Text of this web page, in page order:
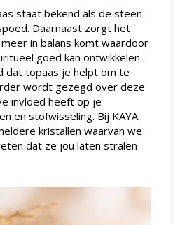
staat bekend als de steen
Daarnaast zorgt het
in balans komt waardoor
goed kan ontwikkelen.
dat topaas je helpt om te
wordt gezegd over deze
invloed heeft op je
en stofwisseling. Bij KAYA
kristallen waarvan we
dat ze jou laten stralen